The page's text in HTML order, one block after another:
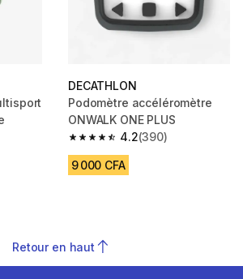
667 reviews
DECATHLON
Podomètre accéléromètre
ONWALK ONE PLUS
4.2
4.2 out of 5 stars from 390
(390)
9 000 CFA
Retour en haut